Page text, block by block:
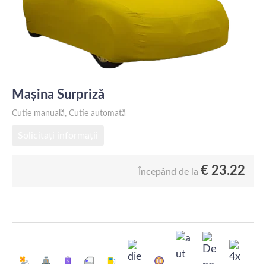
Mașina Surpriză
Cutie manuală, Cutie automată
Începând de la € 23.22